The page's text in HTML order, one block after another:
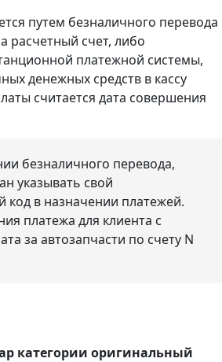
путем безналичного перевода
расчетный счет, либо
платежной системы,
денежных средств в кассу
считается дата совершения
безналичного перевода,
указывать свой
код в назначении платежей.
платежа для клиента с
за автозапчасти по счету N
категории оригинальный